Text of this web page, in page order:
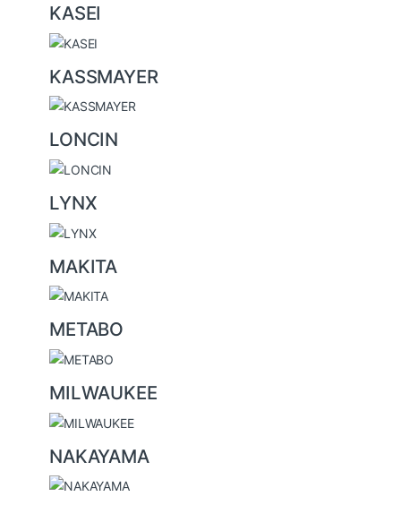
KASEI
KASSMAYER
LONCIN
LYNX
MAKITA
METABO
MILWAUKEE
NAKAYAMA